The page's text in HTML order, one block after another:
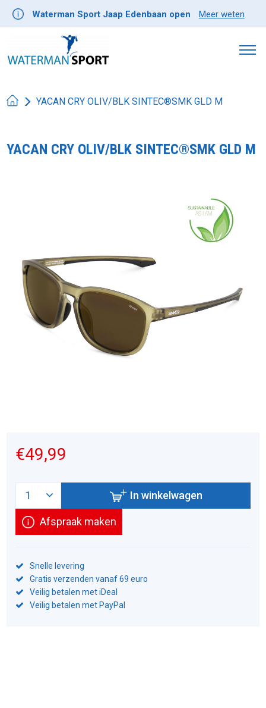
Waterman Sport Jaap Edenbaan open Meer weten
YACAN CRY OLIV/BLK SINTEC®SMK GLD M
YACAN CRY OLIV/BLK SINTEC®SMK GLD M
€49,99
In winkelwagen
Afspraak maken
Snelle levering
Gratis verzenden vanaf 69 euro
Veilig betalen met iDeal
Veilig betalen met PayPal